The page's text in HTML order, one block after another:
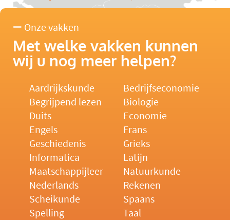
Onze vakken
Met welke vakken kunnen
wij u nog meer helpen?
Aardrijkskunde
Bedrijfseconomie
Begrijpend lezen
Biologie
Duits
Economie
Engels
Frans
Geschiedenis
Grieks
Informatica
Latijn
Maatschappijleer
Natuurkunde
Nederlands
Rekenen
Scheikunde
Spaans
Spelling
Taal